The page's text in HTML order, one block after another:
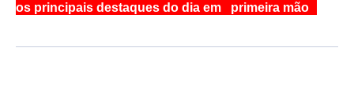
os principais destaques do dia em primeira mão